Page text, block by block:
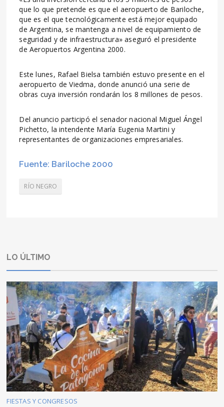
que lo que pretende es que el aeropuerto de Bariloche,
que es el que tecnológicamente está mejor equipado
de Argentina, se mantenga a nivel de equipamiento de
seguridad y de infraestructura» aseguró el presidente
de Aeropuertos Argentina 2000.
Este lunes, Rafael Bielsa también estuvo presente en el
aeropuerto de Viedma, donde anunció una serie de
obras cuya inversión rondarán los 8 millones de pesos.
Del anuncio participó el senador nacional Miguel Ángel
Pichetto, la intendente María Eugenia Martini y
representantes de organizaciones empresariales.
Fuente: Bariloche 2000
RÍO NEGRO
LO ÚLTIMO
FIESTAS Y CONGRESOS